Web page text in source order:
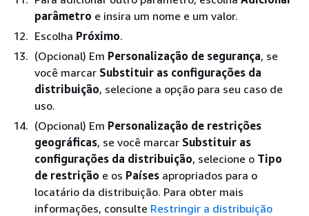
parâmetro e insira um nome e um valor.
Escolha Próximo.
(Opcional) Em Personalização de segurança, se
você marcar Substituir as configurações da
distribuição, selecione a opção para seu caso de
uso.
(Opcional) Em Personalização de restrições
geográficas, se você marcar Substituir as
configurações da distribuição, selecione o Tipo
de restrição e os Países apropriados para o
locatário da distribuição. Para obter mais
informações, consulte Restringir a distribuição